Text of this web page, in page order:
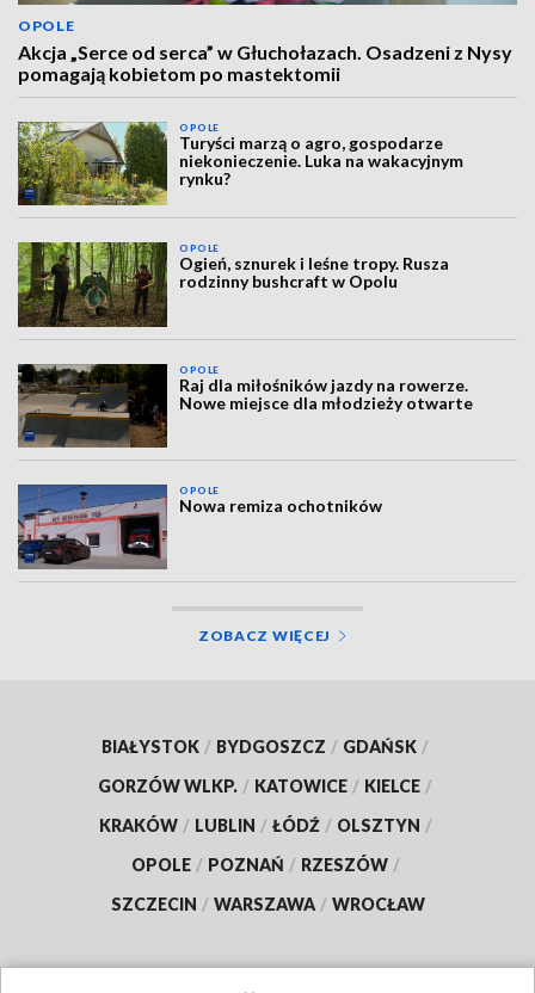
OPOLE
Akcja „Serce od serca” w Głuchołazach. Osadzeni z Nysy
pomagają kobietom po mastektomii
OPOLE
Turyści marzą o agro, gospodarze
niekonieczenie. Luka na wakacyjnym
rynku?
OPOLE
Ogień, sznurek i leśne tropy. Rusza
rodzinny bushcraft w Opolu
OPOLE
Raj dla miłośników jazdy na rowerze.
Nowe miejsce dla młodzieży otwarte
OPOLE
Nowa remiza ochotników
ZOBACZ WIĘCEJ
BIAŁYSTOK / BYDGOSZCZ / GDAŃSK /
GORZÓW WLKP. / KATOWICE / KIELCE /
KRAKÓW / LUBLIN / ŁÓDŹ / OLSZTYN /
OPOLE / POZNAŃ / RZESZÓW /
SZCZECIN / WARSZAWA / WROCŁAW